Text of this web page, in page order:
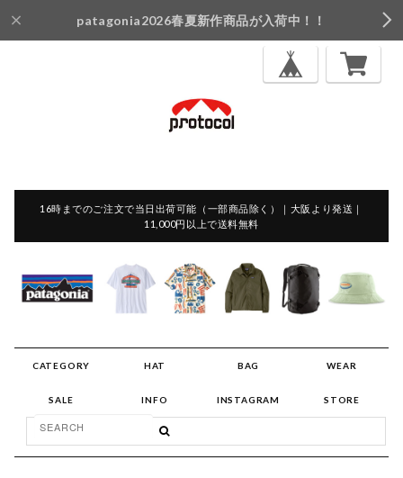
patagonia2026春夏新作商品が入荷中！！
16時までのご注文で当日出荷可能（一部商品除く）｜大阪より発送｜
11,000円以上で送料無料
CATEGORY HAT BAG WEAR
SALE INFO INSTAGRAM STORE